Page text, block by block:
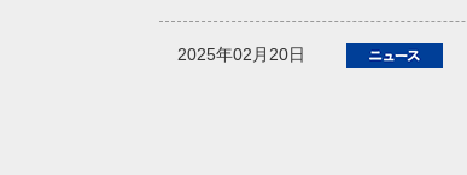
2025年02月20日